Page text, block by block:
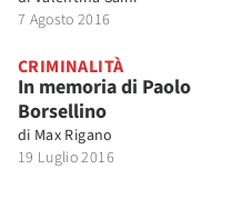
7 Agosto 2016
CRIMINALITÀ
In memoria di Paolo
Borsellino
di Max Rigano
19 Luglio 2016